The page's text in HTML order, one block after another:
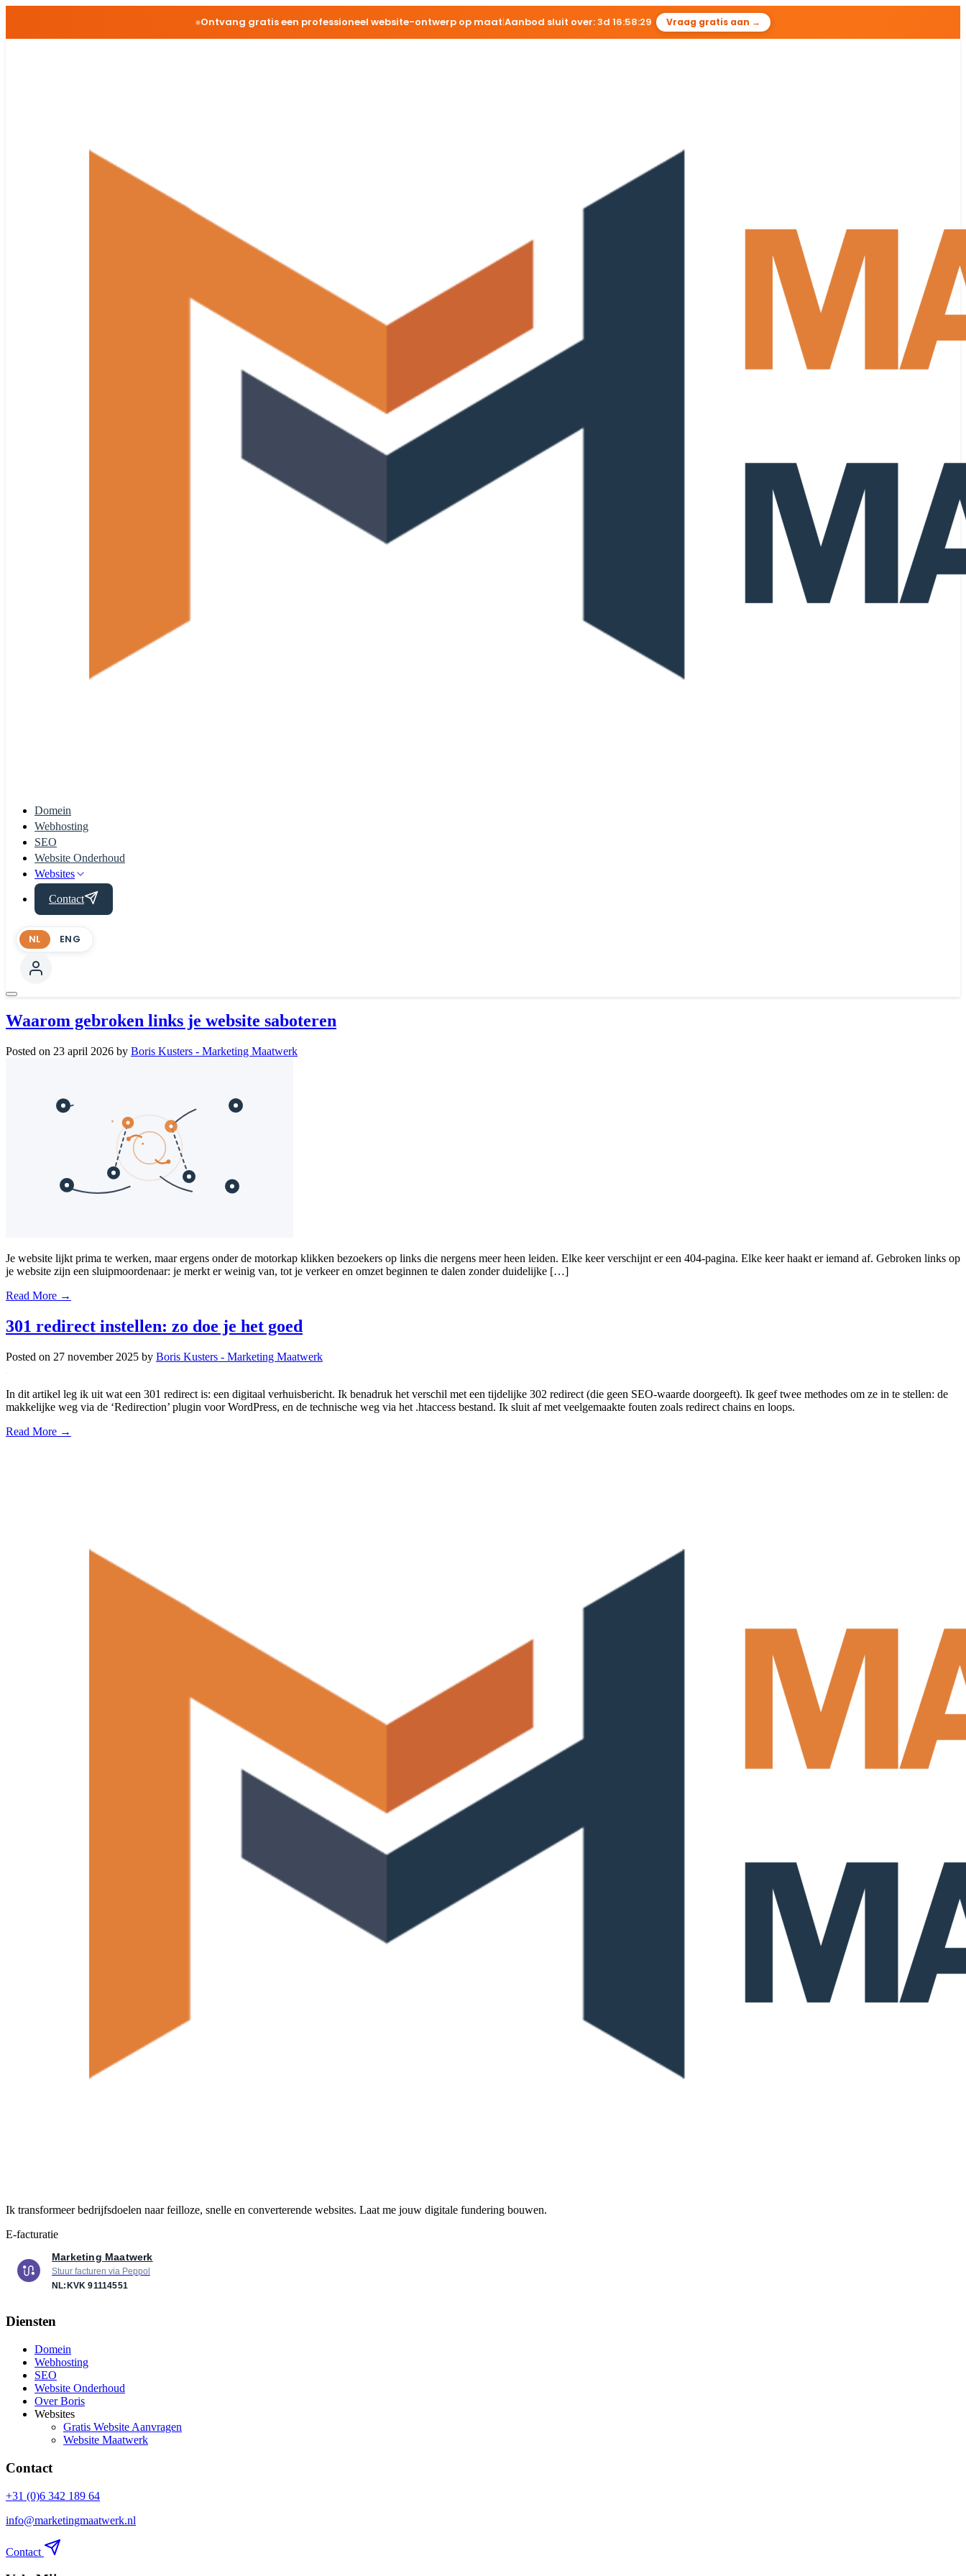
Ontvang gratis een professioneel website-ontwerp op maat|Aanbod sluit over:3d 16:58:28 Vraag gratis aan →
Domein
Webhosting
SEO
Website Onderhoud
Websites
Contact
NL ENG
Waarom gebroken links je website saboteren
Posted on 23 april 2026 by Boris Kusters - Marketing Maatwerk
Je website lijkt prima te werken, maar ergens onder de motorkap klikken bezoekers op links die nergens meer heen leiden. Elke keer verschijnt er een 404-pagina. Elke keer haakt er iemand af. Gebroken links op
je website zijn een sluipmoordenaar: je merkt er weinig van, tot je verkeer en omzet beginnen te dalen zonder duidelijke […]
Read More →
301 redirect instellen: zo doe je het goed
Posted on 27 november 2025 by Boris Kusters - Marketing Maatwerk
In dit artikel leg ik uit wat een 301 redirect is: een digitaal verhuisbericht. Ik benadruk het verschil met een tijdelijke 302 redirect (die geen SEO-waarde doorgeeft). Ik geef twee methodes om ze in te stellen: de
makkelijke weg via de ‘Redirection’ plugin voor WordPress, en de technische weg via het .htaccess bestand. Ik sluit af met veelgemaakte fouten zoals redirect chains en loops.
Read More →
Ik transformeer bedrijfsdoelen naar feilloze, snelle en converterende websites. Laat me jouw digitale fundering bouwen.
E-facturatie
Marketing Maatwerk
Stuur facturen via Peppol
NL:KVK 91114551
Diensten
Domein
Webhosting
SEO
Website Onderhoud
Over Boris
Websites
Gratis Website Aanvragen
Website Maatwerk
Contact
+31 (0)6 342 189 64
info@marketingmaatwerk.nl
Contact